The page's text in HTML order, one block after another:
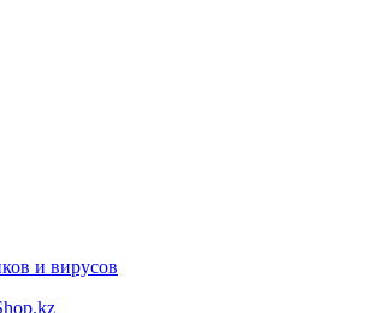
и вирусов